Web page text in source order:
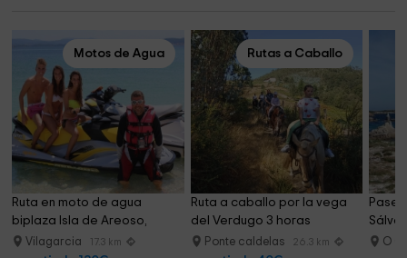
Motos de Agua
Ruta en moto de agua
biplaza Isla de Areoso,
80min
Vilagarcia 17.3 km
Rutas a Caballo
Ruta a caballo por la vega
del Verdugo 3 horas
Ponte caldelas 26.3 km O